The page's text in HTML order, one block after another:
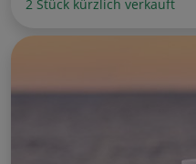
2 Stück kürzlich verkauft